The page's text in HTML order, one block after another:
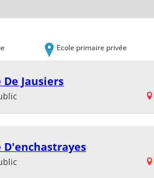
Ecole primaire privée
Jausiers
D'enchastrayes